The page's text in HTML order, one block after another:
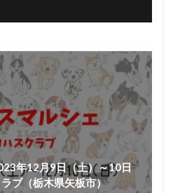
年12月9日（土）～10日
ブ（栃木県矢板市）